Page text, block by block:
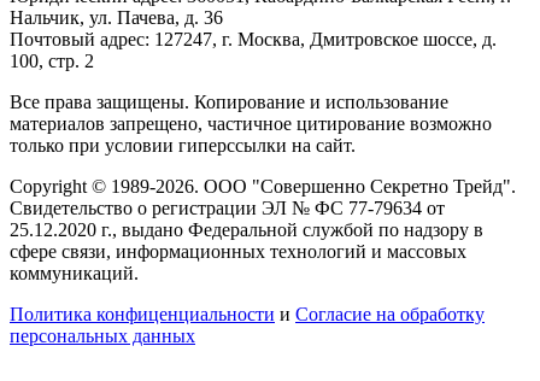
Нальчик, ул. Пачева, д. 36
Почтовый адрес: 127247, г. Москва, Дмитровское шоссе, д.
100, стр. 2
Все права защищены. Копирование и использование
материалов запрещено, частичное цитирование возможно
только при условии гиперссылки на сайт.
Copyright © 1989-2026. ООО "Совершенно Секретно Трейд".
Свидетельство о регистрации ЭЛ № ФС 77-79634 от
25.12.2020 г., выдано Федеральной службой по надзору в
сфере связи, информационных технологий и массовых
коммуникаций.
Политика конфиценциальности и Согласие на обработку
персональных данных